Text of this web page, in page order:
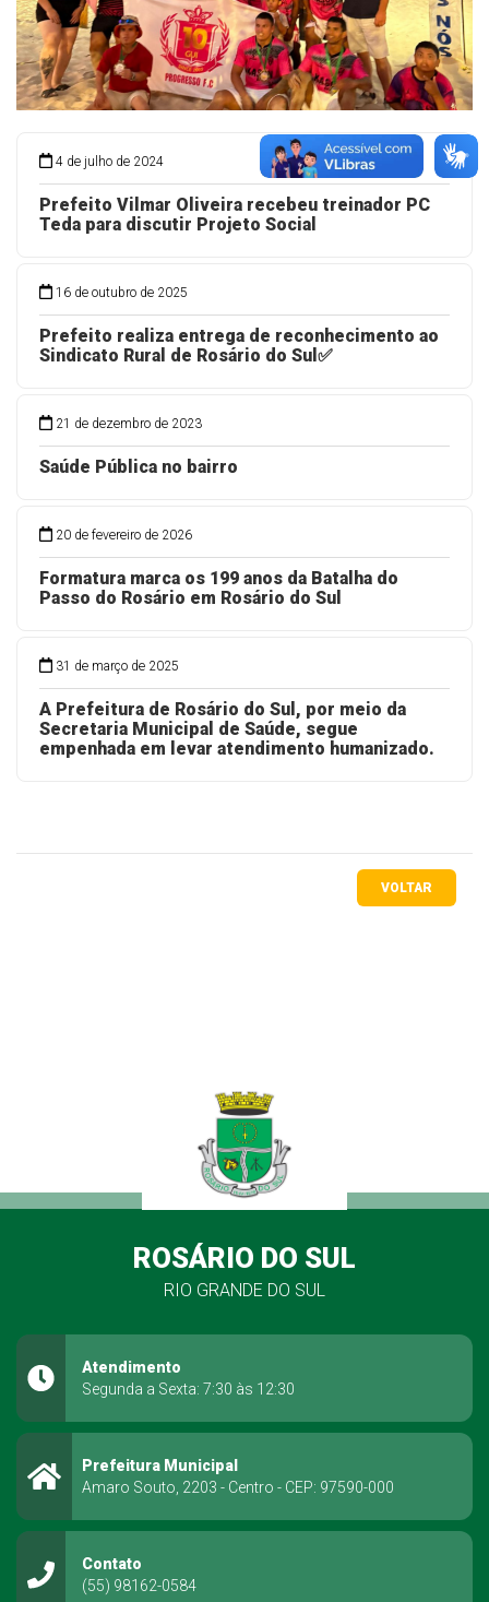
4 de julho de 2024
Prefeito Vilmar Oliveira recebeu treinador PC
Teda para discutir Projeto Social
16 de outubro de 2025
Prefeito realiza entrega de reconhecimento ao
Sindicato Rural de Rosário do Sul✅
21 de dezembro de 2023
Saúde Pública no bairro
20 de fevereiro de 2026
Formatura marca os 199 anos da Batalha do
Passo do Rosário em Rosário do Sul
31 de março de 2025
A Prefeitura de Rosário do Sul, por meio da
Secretaria Municipal de Saúde, segue
empenhada em levar atendimento humanizado.
VOLTAR
ROSÁRIO DO SUL
RIO GRANDE DO SUL
Atendimento
Segunda a Sexta: 7:30 às 12:30
Prefeitura Municipal
Amaro Souto, 2203 - Centro - CEP: 97590-000
Contato
(55) 98162-0584